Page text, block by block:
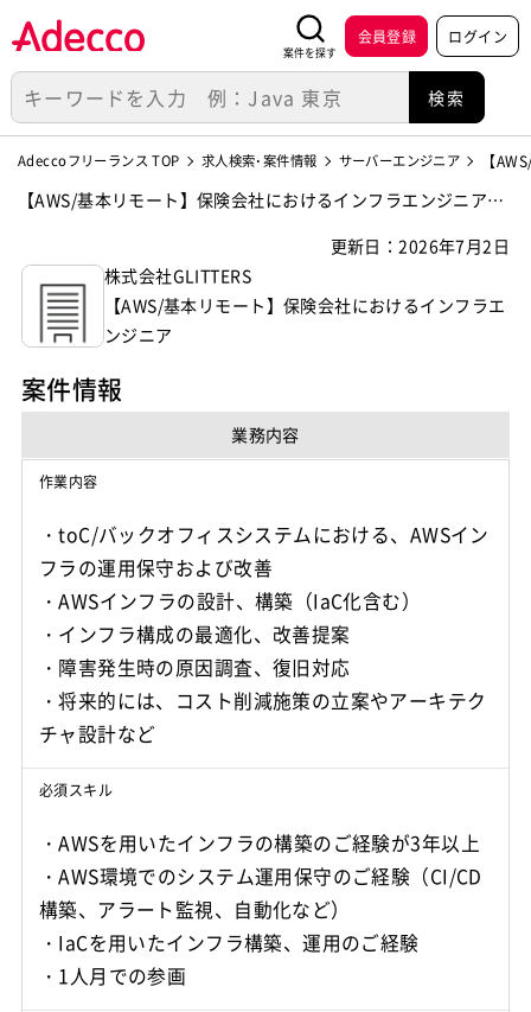
案件を探す
会員登録 ログイン
Adeccoフリーランス TOP 求人検索･案件情報 サーバーエンジニア 【
【AWS/基本リモート】保険会社におけるインフラエンジニアの
更新日：2026年7月2日
株式会社GLITTERS
【AWS/基本リモート】保険会社におけるインフラエ
ンジニア
案件情報
業務内容
作業内容
・toC/バックオフィスシステムにおける、AWSイン
フラの運用保守および改善
・AWSインフラの設計、構築（IaC化含む）
・インフラ構成の最適化、改善提案
・障害発生時の原因調査、復旧対応
・将来的には、コスト削減施策の立案やアーキテク
チャ設計など
必須スキル
・AWSを用いたインフラの構築のご経験が3年以上
・AWS環境でのシステム運用保守のご経験（CI/CD
構築、アラート監視、自動化など）
・IaCを用いたインフラ構築、運用のご経験
・1人月での参画